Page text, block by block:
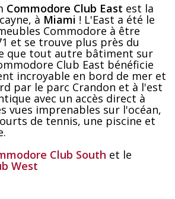
Commodore Club East est la
à Miami ! L'East a été le
Commodore à être
et se trouve plus près du
que tout autre bâtiment sur
Club East bénéficie
incroyable en bord de mer et
par le parc Crandon et à l'est
avec un accès direct à
vues imprenables sur l'océan,
de tennis, une piscine et
Club South et le
West